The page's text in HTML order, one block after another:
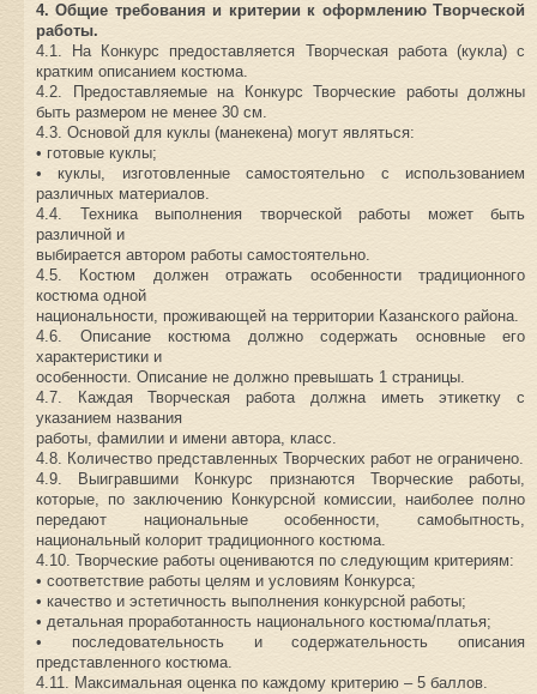
4. Общие требования и критерии к оформлению Творческой
работы.
4.1. На Конкурс предоставляется Творческая работа (кукла) с
кратким описанием костюма.
4.2. Предоставляемые на Конкурс Творческие работы должны
быть размером не менее 30 см.
4.3. Основой для куклы (манекена) могут являться:
• готовые куклы;
• куклы, изготовленные самостоятельно с использованием
различных материалов.
4.4. Техника выполнения творческой работы может быть
различной и
выбирается автором работы самостоятельно.
4.5. Костюм должен отражать особенности традиционного
костюма одной
национальности, проживающей на территории Казанского района.
4.6. Описание костюма должно содержать основные его
характеристики и
особенности. Описание не должно превышать 1 страницы.
4.7. Каждая Творческая работа должна иметь этикетку с
указанием названия
работы, фамилии и имени автора, класс.
4.8. Количество представленных Творческих работ не ограничено.
4.9. Выигравшими Конкурс признаются Творческие работы,
которые, по заключению Конкурсной комиссии, наиболее полно
передают национальные особенности, самобытность,
национальный колорит традиционного костюма.
4.10. Творческие работы оцениваются по следующим критериям:
• соответствие работы целям и условиям Конкурса;
• качество и эстетичность выполнения конкурсной работы;
• детальная проработанность национального костюма/платья;
• последовательность и содержательность описания
представленного костюма.
4.11. Максимальная оценка по каждому критерию – 5 баллов.